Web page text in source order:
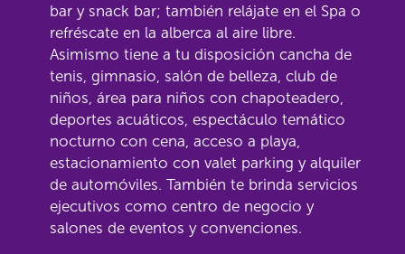
bar y snack bar; también relájate en el Spa o
refréscate en la alberca al aire libre.
Asimismo tiene a tu disposición cancha de
tenis, gimnasio, salón de belleza, club de
niños, área para niños con chapoteadero,
deportes acuáticos, espectáculo temático
nocturno con cena, acceso a playa,
estacionamiento con valet parking y alquiler
de automóviles. También te brinda servicios
ejecutivos como centro de negocio y
salones de eventos y convenciones.